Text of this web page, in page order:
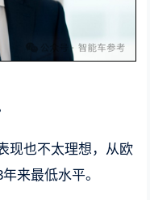
现也不太理想，从欧
来最低水平。